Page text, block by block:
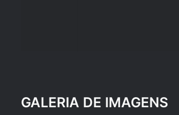
GALERIA DE IMAGENS